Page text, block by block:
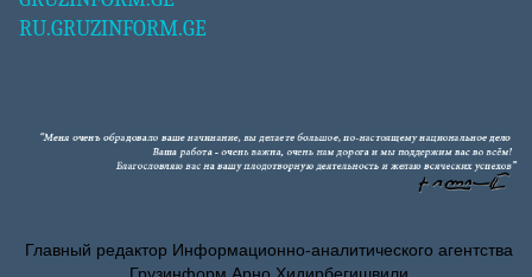
RU.GRUZINFORM.GE
Главный редактор Информационно-аналитического агентства
Грузинформ Арно Хидирбегишвили